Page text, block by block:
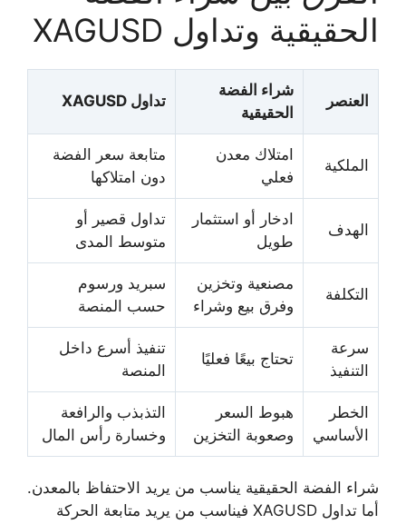
الحقيقية وتداول XAGUSD
العنصر
شراء الفضة
الحقيقية
تداول XAGUSD
الملكية
امتلاك معدن
فعلي
متابعة سعر الفضة
دون امتلاكها
الهدف
ادخار أو استثمار
طويل
تداول قصير أو
متوسط المدى
التكلفة
مصنعية وتخزين
وفرق بيع وشراء
سبريد ورسوم
حسب المنصة
سرعة
التنفيذ
تحتاج بيعًا فعليًا
تنفيذ أسرع داخل
المنصة
الخطر
الأساسي
هبوط السعر
وصعوبة التخزين
التذبذب والرافعة
وخسارة رأس المال
شراء الفضة الحقيقية يناسب من يريد الاحتفاظ بالمعدن.
أما تداول XAGUSD فيناسب من يريد متابعة الحركة